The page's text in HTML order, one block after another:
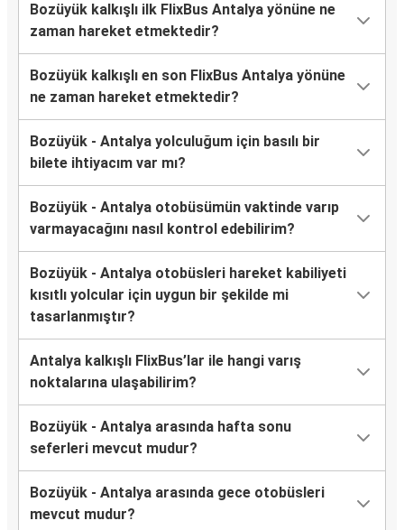
Bozüyük kalkışlı ilk FlixBus Antalya yönüne ne
zaman hareket etmektedir?
Bozüyük kalkışlı en son FlixBus Antalya yönüne
ne zaman hareket etmektedir?
Bozüyük - Antalya yolculuğum için basılı bir
bilete ihtiyacım var mı?
Bozüyük - Antalya otobüsümün vaktinde varıp
varmayacağını nasıl kontrol edebilirim?
Bozüyük - Antalya otobüsleri hareket kabiliyeti
kısıtlı yolcular için uygun bir şekilde mi
tasarlanmıştır?
Antalya kalkışlı FlixBus’lar ile hangi varış
noktalarına ulaşabilirim?
Bozüyük - Antalya arasında hafta sonu
seferleri mevcut mudur?
Bozüyük - Antalya arasında gece otobüsleri
mevcut mudur?